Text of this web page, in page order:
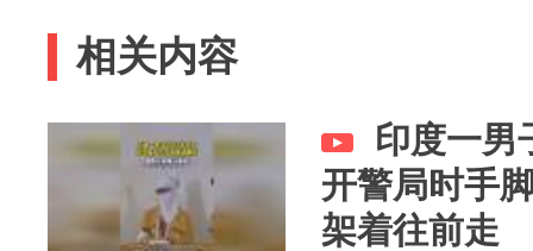
相关内容
印度一男
开警局时手
架着往前走